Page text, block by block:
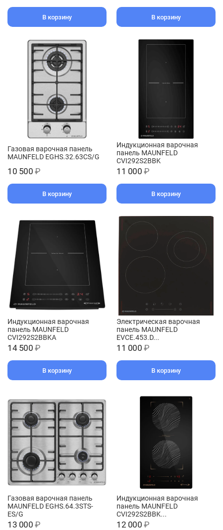
В корзину В корзину
Газовая варочная панель
MAUNFELD EGHS.32.63CS/G
10 500 ₽
В корзину
Индукционная варочная
панель MAUNFELD
CVI292S2BBK
11 000 ₽
В корзину
Индукционная варочная
панель MAUNFELD
CVI292S2BBKA
14 500 ₽
В корзину
Электрическая варочная
панель MAUNFELD
EVCE.453.D...
11 000 ₽
В корзину
Газовая варочная панель
MAUNFELD EGHS.64.3STS-
ES/G
13 000 ₽
Индукционная варочная
панель MAUNFELD
CVI292S2BBK...
12 000 ₽